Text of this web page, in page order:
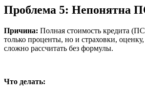
Проблема 5: Непонятна
Причина: Полная стоимость кредита
только проценты, но и страховки,
сложно рассчитать без формулы.
Что делать: